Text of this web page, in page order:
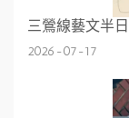
三鶯線藝文半
2026-07-17